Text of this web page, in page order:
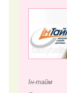
Ін-тайм